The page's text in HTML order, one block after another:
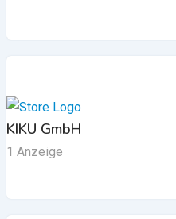
KIKU GmbH
1 Anzeige